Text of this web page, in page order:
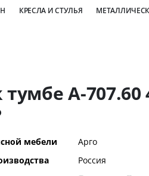
КРЕСЛА И СТУЛЬЯ
тумбе А-707.60
мебели
Арго
Россия